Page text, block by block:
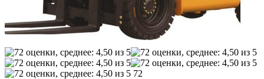
72